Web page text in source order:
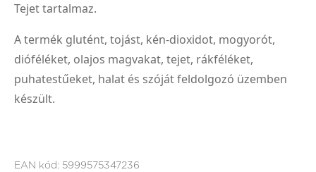
Tejet tartalmaz.
A termék glutént, tojást, kén-dioxidot, mogyorót,
dióféléket, olajos magvakat, tejet, rákféléket,
puhatestűeket, halat és szóját feldolgozó üzemben
készült.
EAN kód: 5999575347236